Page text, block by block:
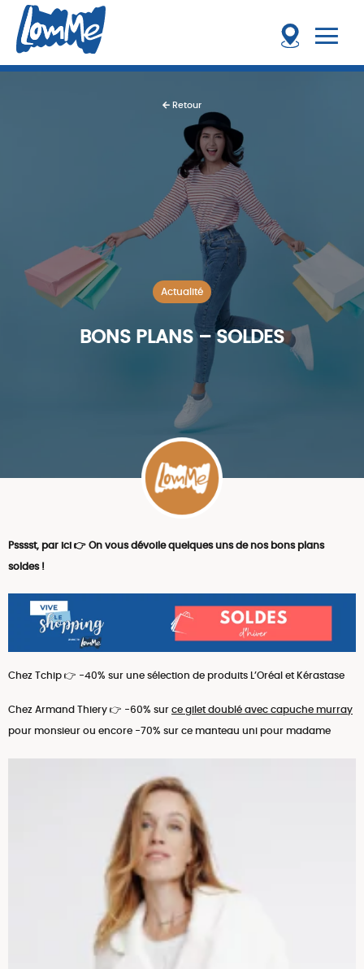
Retour
Actualité
BONS PLANS – SOLDES
Psssst, par ici 👉 On vous dévoile quelques uns de nos bons plans
soldes !
Chez Tchip 👉 -40% sur une sélection de produits L’Oréal et Kérastase
Chez Armand Thiery 👉 -60% sur ce gilet doublé avec capuche murray
pour monsieur ou encore -70% sur ce manteau uni pour madame